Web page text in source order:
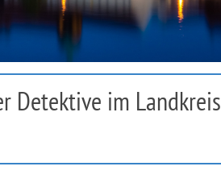
Detektive im Landkreis